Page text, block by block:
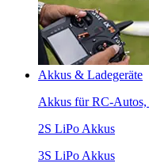
Akkus & Ladegeräte
Akkus für RC-
2S LiPo Akkus
3S LiPo Akkus